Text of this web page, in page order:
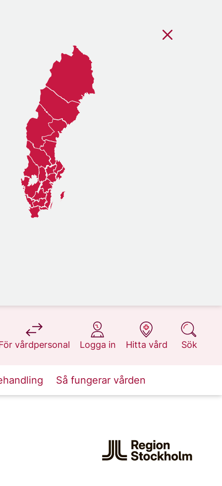
vårdpersonal
på 1177.se
Logga in
på 1177.se
Hitta vård
på 1177.se
Sök
på 1177.se
Så fungerar vården